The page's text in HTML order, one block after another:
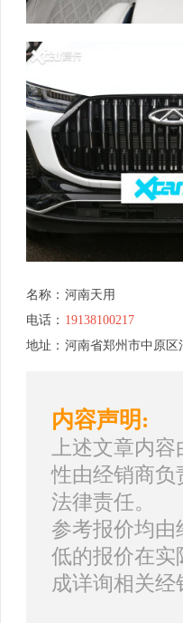
名称： 河南天用
电话： 19138100217
地址： 河南省郑州市中原区
内容声明:
上述文章内
性由经销商负
法律责任。
参考报价均
低的报价在实
成详询相关经